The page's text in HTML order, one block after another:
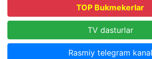
TOP Bukmekerlar
TV dasturlar
Rasmiy telegram kanal